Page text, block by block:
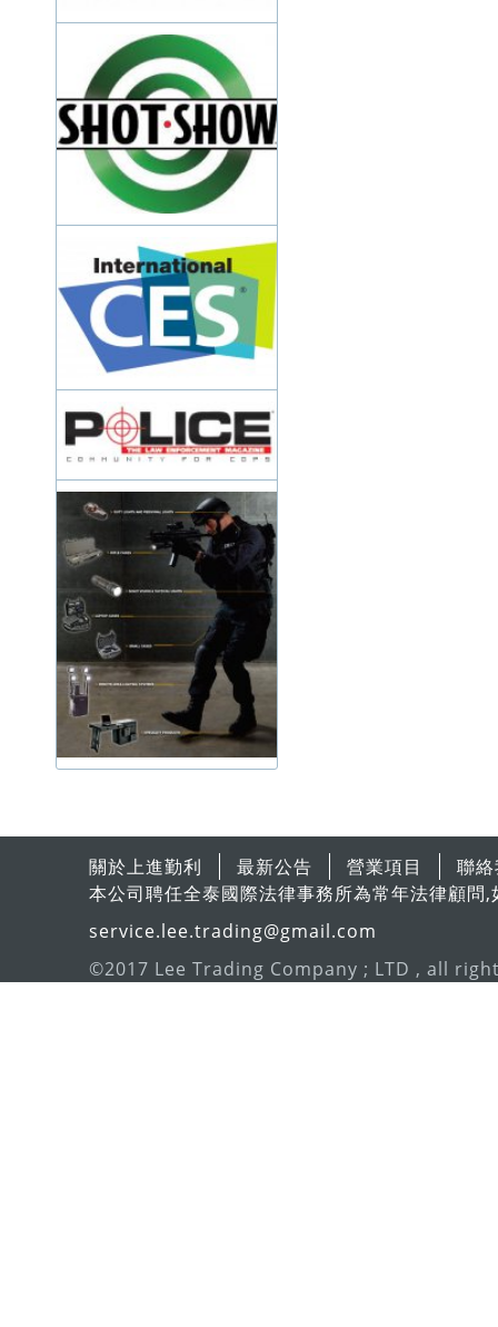
關於上進勤利 最新公告 營業項目
聯
本公司聘任全泰國際法律事務所為常年法律顧
service.lee.trading@gmail.com
©2017 Lee Trading Company ; LTD , all